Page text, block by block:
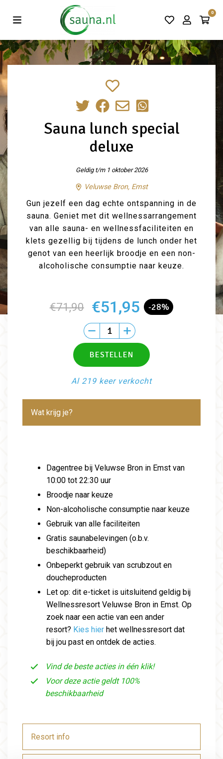
0
Vind de beste acties in één klik!
Sauna lunch special
deluxe
Geldig t/m 1 oktober 2026
Veluwse Bron, Emst
Gun jezelf een dag echte ontspanning in de
sauna. Geniet met dit wellnessarrangement
van alle sauna- en wellnessfaciliteiten en
klets gezellig bij tijdens de lunch onder het
genot van een heerlijk broodje en een non-
alcoholische consumptie naar keuze.
€71,90 €51,95 -28%
Al 219 keer verkocht
Wat krijg je?
Dagentree bij Veluwse Bron in Emst van
10:00 tot 22:30 uur
Broodje naar keuze
Non-alcoholische consumptie naar keuze
Gebruik van alle faciliteiten
Gratis saunabelevingen (o.b.v.
beschikbaarheid)
Onbeperkt gebruik van scrubzout en
doucheproducten
Let op: dit e-ticket is uitsluitend geldig bij
Wellnessresort Veluwse Bron in Emst. Op
zoek naar een actie van een ander
resort? Kies hier het wellnessresort dat
bij jou past en ontdek de acties.
Vind de beste acties in één klik!
Voor deze actie geldt 100%
beschikbaarheid
Resort info